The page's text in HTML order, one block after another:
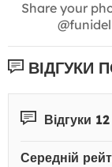
Share your
ВІДГУКИ
Відгуки 12
Середній